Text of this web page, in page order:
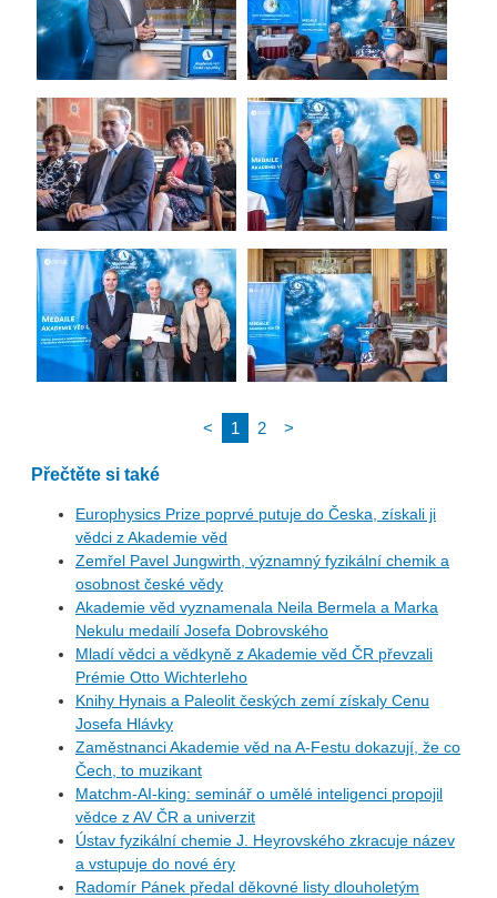
< 1 2 >
Přečtěte si také
Europhysics Prize poprvé putuje do Česka, získali ji
vědci z Akademie věd
Zemřel Pavel Jungwirth, významný fyzikální chemik a
osobnost české vědy
Akademie věd vyznamenala Neila Bermela a Marka
Nekulu medailí Josefa Dobrovského
Mladí vědci a vědkyně z Akademie věd ČR převzali
Prémie Otto Wichterleho
Knihy Hynais a Paleolit českých zemí získaly Cenu
Josefa Hlávky
Zaměstnanci Akademie věd na A-Festu dokazují, že co
Čech, to muzikant
Matchm-AI-king: seminář o umělé inteligenci propojil
vědce z AV ČR a univerzit
Ústav fyzikální chemie J. Heyrovského zkracuje název
a vstupuje do nové éry
Radomír Pánek předal děkovné listy dlouholetým